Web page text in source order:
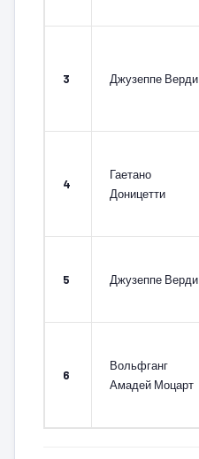
3 Джузеппе Верди
4
Гаетано
Доницетти
5 Джузеппе Верди
6
Вольфганг
Амадей Моцарт